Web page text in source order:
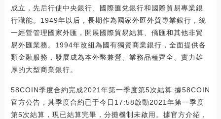
成立，先后行使中央銀行、國際匯兌銀行和國際貿易專業銀
行職能。1949年以后，長期作為國家外匯外貿專業銀行，統
一經營管理國家外匯，開展國際貿易結算、僑匯和其他非貿
易外匯業務。1994年改組為國有獨資商業銀行，全面提供各
類金融服務，發展成為本外幣兼營、業務品種齊全、實力雄
厚的大型商業銀行。
58COIN季度合約完成2021年第一季度第5次結算:據58COIN
官方公告，其季度合約已于今日17:58啟動2021年第一季度
第5次結算，現已結算完畢，分攤機制未啟用。據官方介紹，